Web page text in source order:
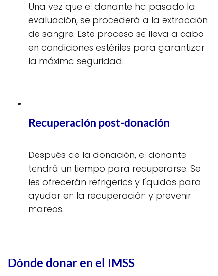
Una vez que el donante ha pasado la
evaluación, se procederá a la extracción
de sangre. Este proceso se lleva a cabo
en condiciones estériles para garantizar
la máxima seguridad.
Recuperación post-donación
Después de la donación, el donante
tendrá un tiempo para recuperarse. Se
les ofrecerán refrigerios y líquidos para
ayudar en la recuperación y prevenir
mareos.
Dónde donar en el IMSS